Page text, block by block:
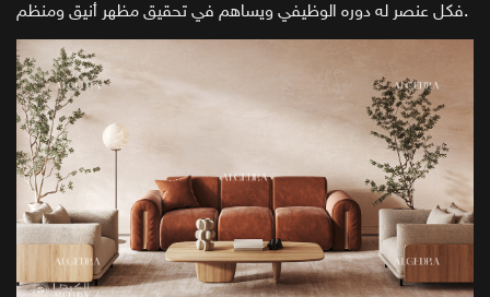
فكل عنصر له دوره الوظيفي ويساهم في تحقيق مظهر أنيق ومنظم.